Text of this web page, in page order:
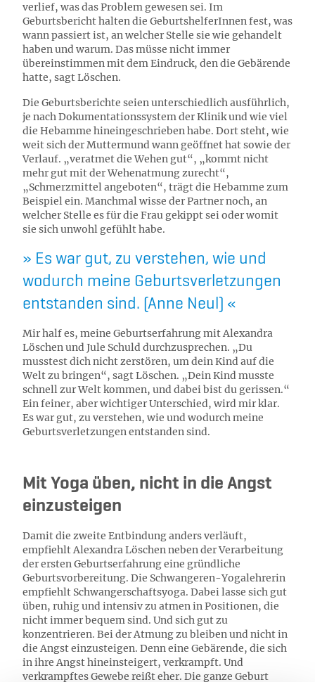
verlief, was das Problem gewesen sei. Im
Geburtsbericht halten die GeburtshelferInnen fest, was
wann passiert ist, an welcher Stelle sie wie gehandelt
haben und warum. Das müsse nicht immer
übereinstimmen mit dem Eindruck, den die Gebärende
hatte, sagt Löschen.
Die Geburtsberichte seien unterschiedlich ausführlich,
je nach Dokumentationssystem der Klinik und wie viel
die Hebamme hineingeschrieben habe. Dort steht, wie
weit sich der Muttermund wann geöffnet hat sowie der
Verlauf. „veratmet die Wehen gut“, „kommt nicht
mehr gut mit der Wehenatmung zurecht“,
„Schmerzmittel angeboten“, trägt die Hebamme zum
Beispiel ein. Manchmal wisse der Partner noch, an
welcher Stelle es für die Frau gekippt sei oder womit
sie sich unwohl gefühlt habe.
Es war gut, zu verstehen, wie und
wodurch meine Geburtsverletzungen
entstanden sind. (Anne Neul)
Mir half es, meine Geburtserfahrung mit Alexandra
Löschen und Jule Schuld durchzusprechen. „Du
musstest dich nicht zerstören, um dein Kind auf die
Welt zu bringen“, sagt Löschen. „Dein Kind musste
schnell zur Welt kommen, und dabei bist du gerissen.“
Ein feiner, aber wichtiger Unterschied, wird mir klar.
Es war gut, zu verstehen, wie und wodurch meine
Geburtsverletzungen entstanden sind.
Mit Yoga üben, nicht in die Angst
einzusteigen
Damit die zweite Entbindung anders verläuft,
empfiehlt Alexandra Löschen neben der Verarbeitung
der ersten Geburtserfahrung eine gründliche
Geburtsvorbereitung. Die Schwangeren-Yogalehrerin
empfiehlt Schwangerschaftsyoga. Dabei lasse sich gut
üben, ruhig und intensiv zu atmen in Positionen, die
nicht immer bequem sind. Und sich gut zu
konzentrieren. Bei der Atmung zu bleiben und nicht in
die Angst einzusteigen. Denn eine Gebärende, die sich
in ihre Angst hineinsteigert, verkrampft. Und
verkrampftes Gewebe reißt eher. Die ganze Geburt